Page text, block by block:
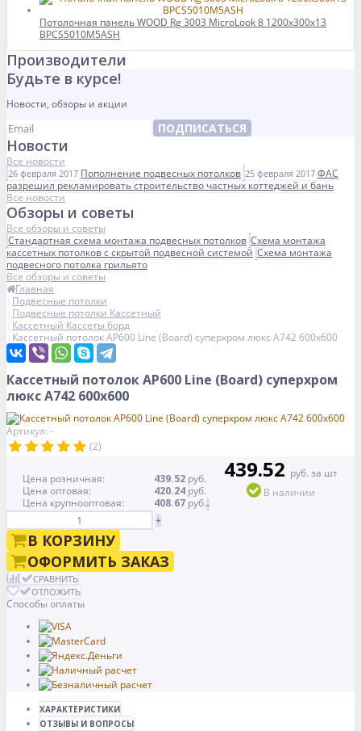
Потолочная панель WOOD Rg 3003 MicroLook 8 1200x300x13
BPCS5010M5ASH
Производители
Будьте в курсе!
Новости, обзоры и акции
ПОДПИСАТЬСЯ
Новости
Все новости
26 февраля 2017 Пополнение подвесных потолков 25 февраля 2017 ФАС
разрешил рекламировать строительство частных коттеджей и бань
Все новости
Обзоры и советы
Все обзоры и советы
Стандартная схема монтажа подвесных потолков Схема монтажа
кассетных потолков с скрытой подвесной системой Схема монтажа
подвесного потолка грильято
Все обзоры и советы
Главная
Подвесные потолки
Подвесные потолки Кассетный
Кассетный Кассеты борд
Кассетный потолок AP600 Line (Board) суперхром люкс А742 600x600
Кассетный потолок AP600 Line (Board) суперхром
люкс А742 600x600
Артикул: -
(2)
Цена розничная: 439.52 руб.
Цена оптовая:
420.24 руб.
Цена крупнооптовая:
408.67 руб.
439.52 руб. за шт
В наличии
-
+
В КОРЗИНУ
ОФОРМИТЬ ЗАКАЗ
СРАВНИТЬ
ОТЛОЖИТЬ
Способы оплаты
ХАРАКТЕРИСТИКИ
ОТЗЫВЫ И ВОПРОСЫ